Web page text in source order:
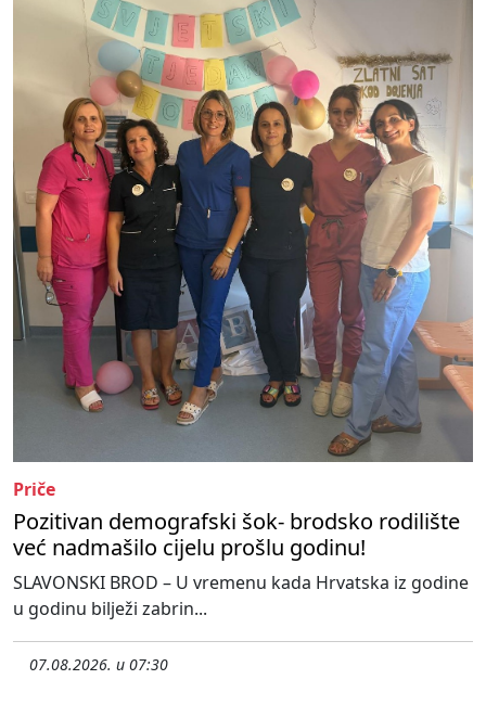
Priče
Pozitivan demografski šok- brodsko rodilište
već nadmašilo cijelu prošlu godinu!
SLAVONSKI BROD – U vremenu kada Hrvatska iz godine
u godinu bilježi zabrin...
07.08.2026. u 07:30